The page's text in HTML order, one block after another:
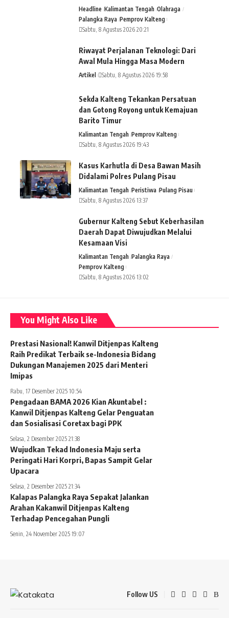
Headline Kalimantan Tengah Olahraga
Palangka Raya Pemprov Kalteng
Sabtu, 8 Agustus 2026 20:21
Riwayat Perjalanan Teknologi: Dari
Awal Mula Hingga Masa Modern
Artikel Sabtu, 8 Agustus 2026 19:58
Sekda Kalteng Tekankan Persatuan
dan Gotong Royong untuk Kemajuan
Barito Timur
Kalimantan Tengah Pemprov Kalteng
Sabtu, 8 Agustus 2026 19:43
Kasus Karhutla di Desa Bawan Masih
Didalami Polres Pulang Pisau
Kalimantan Tengah Peristiwa Pulang Pisau
Sabtu, 8 Agustus 2026 13:37
Gubernur Kalteng Sebut Keberhasilan
Daerah Dapat Diwujudkan Melalui
Kesamaan Visi
Kalimantan Tengah Palangka Raya
Pemprov Kalteng
Sabtu, 8 Agustus 2026 13:02
You Might Also Like
Prestasi Nasional! Kanwil Ditjenpas Kalteng
Raih Predikat Terbaik se-Indonesia Bidang
Dukungan Manajemen 2025 dari Menteri
Imipas
Rabu, 17 Desember 2025 10:54
Pengadaan BAMA 2026 Kian Akuntabel :
Kanwil Ditjenpas Kalteng Gelar Penguatan
dan Sosialisasi Coretax bagi PPK
Selasa, 2 Desember 2025 21:38
Wujudkan Tekad Indonesia Maju serta
Peringati Hari Korpri, Bapas Sampit Gelar
Upacara
Selasa, 2 Desember 2025 21:34
Kalapas Palangka Raya Sepakat Jalankan
Arahan Kakanwil Ditjenpas Kalteng
Terhadap Pencegahan Pungli
Senin, 24 November 2025 19:07
Follow US